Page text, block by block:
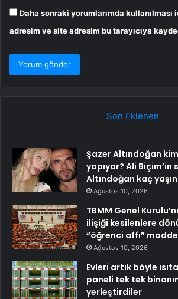
Daha sonraki yorumlarımda kullanılması
adresim ve site adresim bu tarayıcıya
Son Eklenen
Şazer Altındoğan
yapıyor? Ali Biçim’in
Altındoğan kaç
Ağustos 10, 2026
TBMM Genel
ilişiği kesilenlere
“öğrenci affı”
Ağustos 10, 2026
Evleri artık böyle
paneli tek tek
yerleştirdiler